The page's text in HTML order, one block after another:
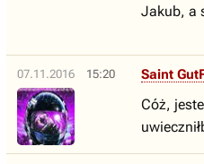
Jakub, a
07.11.2016 15:20 Saint
Cóż,